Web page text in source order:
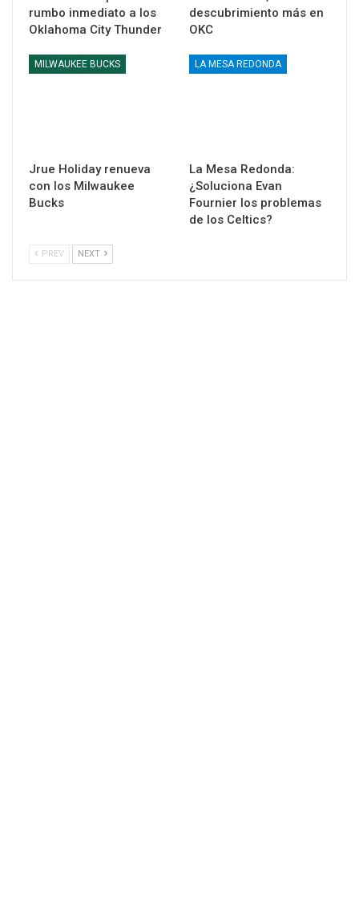
rumbo inmediato a los
Oklahoma City Thunder
descubrimiento más en
OKC
MILWAUKEE BUCKS
Jrue Holiday renueva
con los Milwaukee
Bucks
LA MESA REDONDA
La Mesa Redonda:
¿Soluciona Evan
Fournier los problemas
de los Celtics?
PREV NEXT